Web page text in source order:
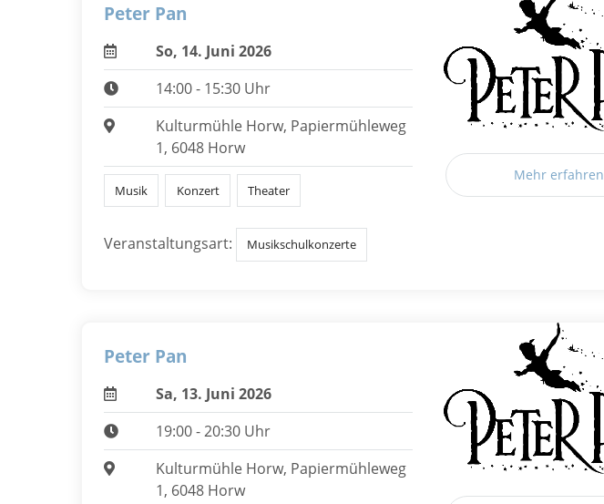
Peter Pan
So, 14. Juni 2026
14:00 - 15:30 Uhr
Kulturmühle Horw, Papiermühleweg
1, 6048 Horw
Musik Konzert Theater
Veranstaltungsart: Musikschulkonzerte
Mehr erfahren
Peter Pan
Sa, 13. Juni 2026
19:00 - 20:30 Uhr
Kulturmühle Horw, Papiermühleweg
1, 6048 Horw